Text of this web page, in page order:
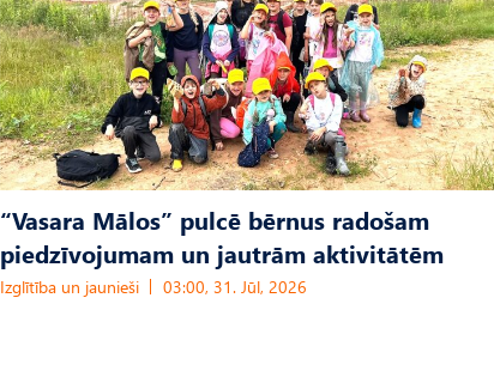
“Vasara Mālos” pulcē bērnus radošam
piedzīvojumam un jautrām aktivitātēm
Izglītība un jaunieši 03:00, 31. Jūl, 2026